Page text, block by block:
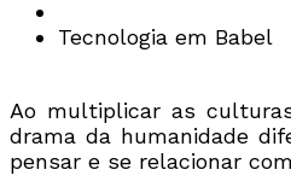
Tecnologia em Babel
Ao multiplicar as
drama da humanidade
pensar e se relacionar